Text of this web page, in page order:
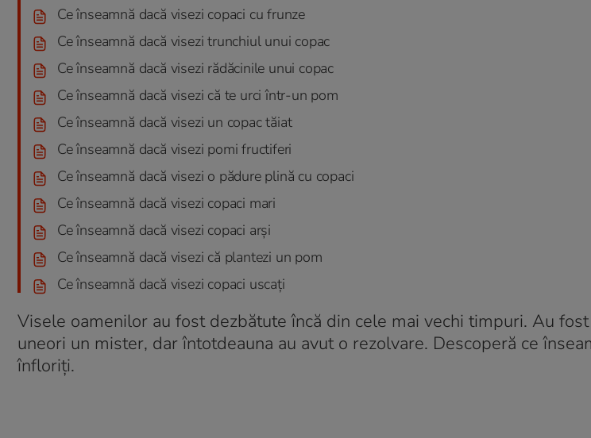
Ce înseamnă dacă visezi copaci cu frunze
Ce înseamnă dacă visezi trunchiul unui copac
Ce înseamnă dacă visezi rădăcinile unui copac
Ce înseamnă dacă visezi că te urci într-un pom
Ce înseamnă dacă visezi un copac tăiat
Ce înseamnă dacă visezi pomi fructiferi
Ce înseamnă dacă visezi o pădure plină cu copaci
Ce înseamnă dacă visezi copaci mari
Ce înseamnă dacă visezi copaci arși
Ce înseamnă dacă visezi că plantezi un pom
Ce înseamnă dacă visezi copaci uscați
Visele oamenilor au fost dezbătute încă din cele mai vechi timpuri. Au
uneori un mister, dar întotdeauna au avut o rezolvare. Descoperă ce
înfloriți.